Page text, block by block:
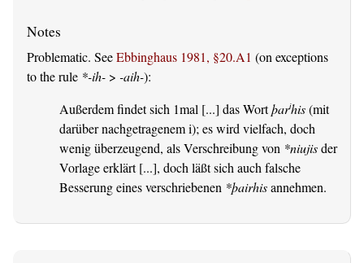
Problematic. SeeEbbinghaus 1981, §20.A1 (on exceptions
to the rule *-ih- > -aih-):
Außerdem findet sich 1mal [...] das Wortþarihis(mit
darüber nachgetragenem i); es wird vielfach, doch
wenig überzeugend, als Verschreibung von *niujisder
Vorlage erklärt [...], doch läßt sich auch falsche
Besserung eines verschriebenen *þairhisannehmen.